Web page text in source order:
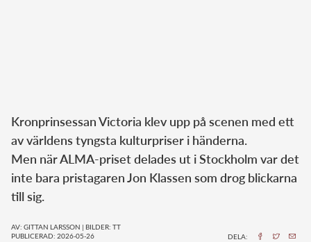
Kronprinsessan Victoria klev upp på scenen med ett
av världens tyngsta kulturpriser i händerna.
Men när ALMA-priset delades ut i Stockholm var det
inte bara pristagaren Jon Klassen som drog blickarna
till sig.
AV: GITTAN LARSSON | BILDER: TT
PUBLICERAD: 2026-05-26
DELA: